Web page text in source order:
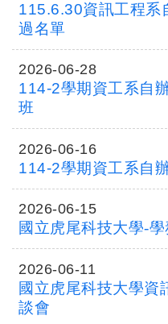
115.6.30資訊工程系
過名單
2026-06-28
114-2學期資工系自
班
2026-06-16
114-2學期資工系自
2026-06-15
國立虎尾科技大學-
2026-06-11
國立虎尾科技大學資
談會